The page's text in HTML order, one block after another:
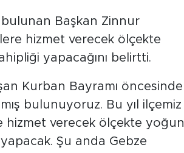
bulunan Başkan Zinnur
hizmet verecek ölçekte
yapacağını belirtti.
Kurban Bayramı öncesinde
bulunuyoruz. Bu yıl ilçemiz
hizmet verecek ölçekte yoğun
Şu anda Gebze